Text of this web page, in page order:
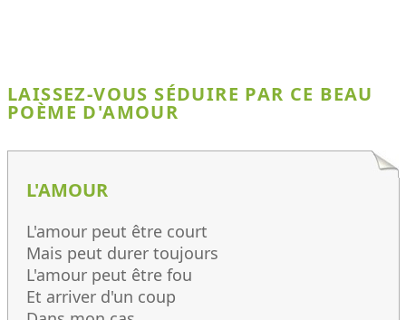
LAISSEZ-VOUS SÉDUIRE PAR CE BEAU
POÈME D'AMOUR
L'AMOUR
L'amour peut être court
Mais peut durer toujours
L'amour peut être fou
Et arriver d'un coup